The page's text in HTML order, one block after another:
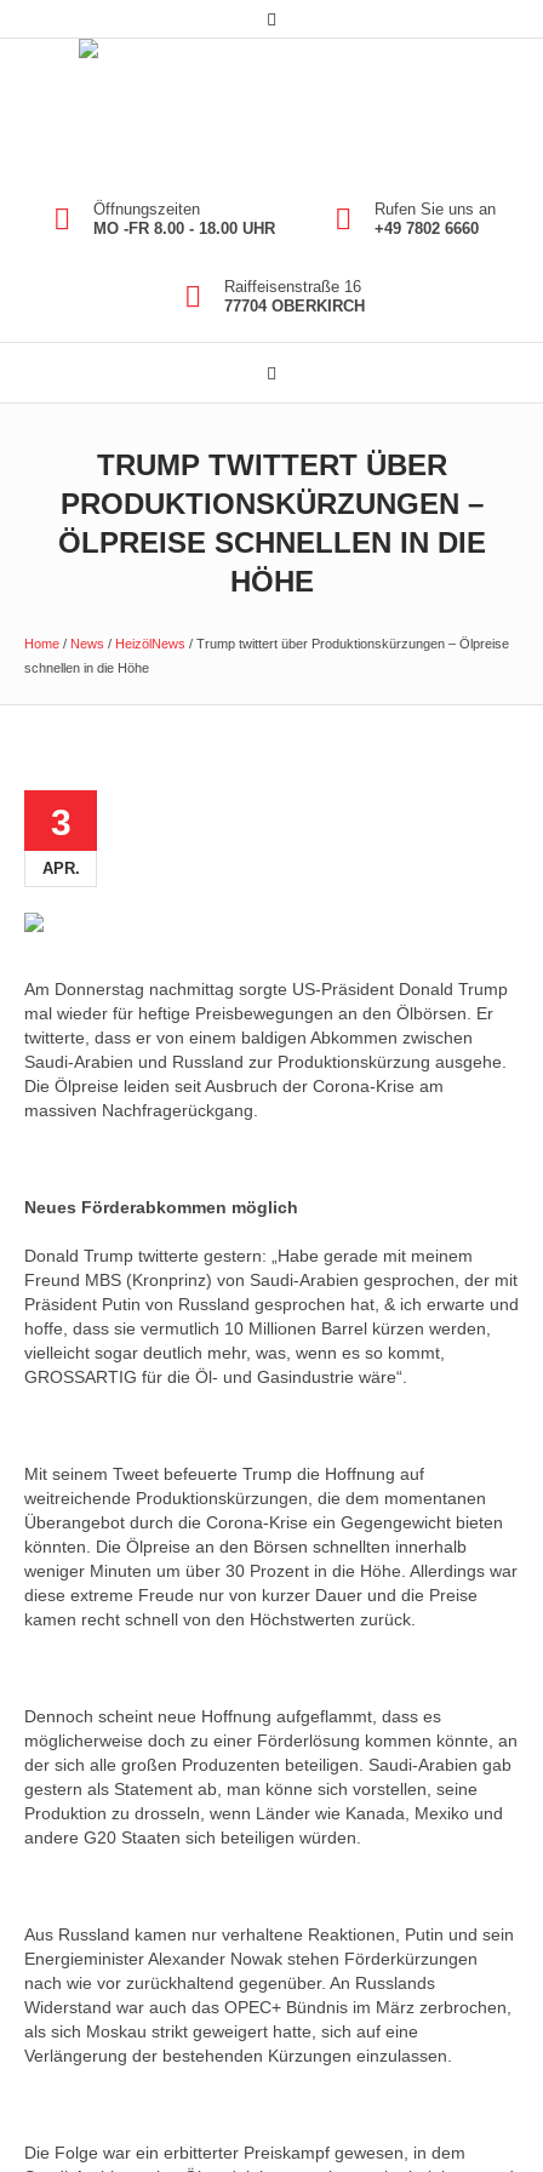
Öffnungszeiten
MO -FR 8.00 - 18.00 UHR
Rufen Sie uns an
+49 7802 6660
Raiffeisenstraße 16
77704 OBERKIRCH
TRUMP TWITTERT ÜBER
PRODUKTIONSKÜRZUNGEN –
ÖLPREISE SCHNELLEN IN DIE
HÖHE
Home / News / HeizölNews / Trump twittert über Produktionskürzungen – Ölpreise
schnellen in die Höhe
3
APR.
Am Donnerstag nachmittag sorgte US-Präsident Donald Trump
mal wieder für heftige Preisbewegungen an den Ölbörsen. Er
twitterte, dass er von einem baldigen Abkommen zwischen
Saudi-Arabien und Russland zur Produktionskürzung ausgehe.
Die Ölpreise leiden seit Ausbruch der Corona-Krise am
massiven Nachfragerückgang.
Neues Förderabkommen möglich
Donald Trump twitterte gestern: „Habe gerade mit meinem
Freund MBS (Kronprinz) von Saudi-Arabien gesprochen, der mit
Präsident Putin von Russland gesprochen hat, & ich erwarte und
hoffe, dass sie vermutlich 10 Millionen Barrel kürzen werden,
vielleicht sogar deutlich mehr, was, wenn es so kommt,
GROSSARTIG für die Öl- und Gasindustrie wäre“.
Mit seinem Tweet befeuerte Trump die Hoffnung auf
weitreichende Produktionskürzungen, die dem momentanen
Überangebot durch die Corona-Krise ein Gegengewicht bieten
könnten. Die Ölpreise an den Börsen schnellten innerhalb
weniger Minuten um über 30 Prozent in die Höhe. Allerdings war
diese extreme Freude nur von kurzer Dauer und die Preise
kamen recht schnell von den Höchstwerten zurück.
Dennoch scheint neue Hoffnung aufgeflammt, dass es
möglicherweise doch zu einer Förderlösung kommen könnte, an
der sich alle großen Produzenten beteiligen. Saudi-Arabien gab
gestern als Statement ab, man könne sich vorstellen, seine
Produktion zu drosseln, wenn Länder wie Kanada, Mexiko und
andere G20 Staaten sich beteiligen würden.
Aus Russland kamen nur verhaltene Reaktionen, Putin und sein
Energieminister Alexander Nowak stehen Förderkürzungen
nach wie vor zurückhaltend gegenüber. An Russlands
Widerstand war auch das OPEC+ Bündnis im März zerbrochen,
als sich Moskau strikt geweigert hatte, sich auf eine
Verlängerung der bestehenden Kürzungen einzulassen.
Die Folge war ein erbitterter Preiskampf gewesen, in dem